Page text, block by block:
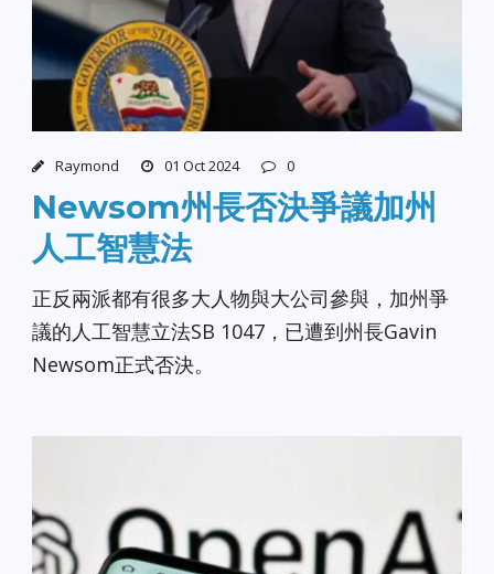
Raymond 01 Oct 2024 0
Newsom州長否決爭議加州
人工智慧法
正反兩派都有很多大人物與大公司參與，加州爭
議的人工智慧立法SB 1047，已遭到州長Gavin
Newsom正式否決。